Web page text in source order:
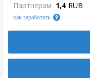
Партнерам 1,4 RUB
как заработать